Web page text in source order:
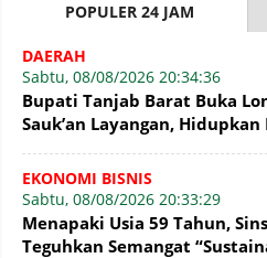
POPULER 24 JAM
DAERAH
Sabtu, 08/08/2026 20:34:36
Bupati Tanjab Barat Buka
Sauk’an Layangan,
EKONOMI BISNIS
Sabtu, 08/08/2026 20:33:29
Menapaki Usia 59 Tahun,
Teguhkan Semangat